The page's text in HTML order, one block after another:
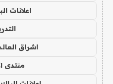
اعلانات
اشراق
منتدى